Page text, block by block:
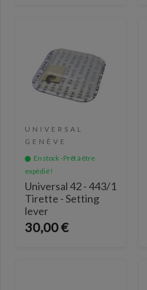
UNIVERSAL
GENÈVE
En stock - Prêt à être
expédié !
Universal 42 - 443/1
Tirette - Setting
lever
30,00 €